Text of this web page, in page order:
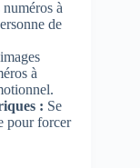
à
de
à
: Se
pour forcer